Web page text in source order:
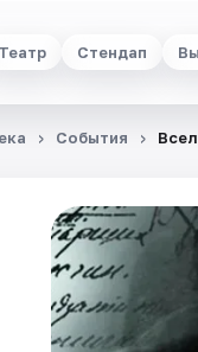
Театр Стендап
События